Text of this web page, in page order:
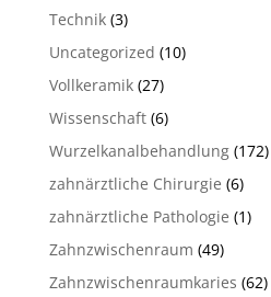
Technik(3)
Uncategorized (10)
Vollkeramik(27)
Wissenschaft(6)
Wurzelkanalbehandlung(172)
zahnärztliche Chirurgie (6)
zahnärztliche Pathologie (1)
Zahnzwischenraum (49)
Zahnzwischenraumkaries (62)